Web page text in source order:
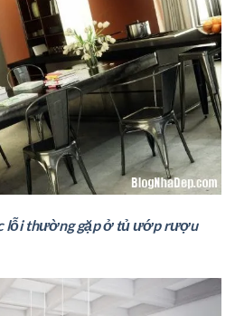
lỗi thường gặp ở tủ ướp rượu